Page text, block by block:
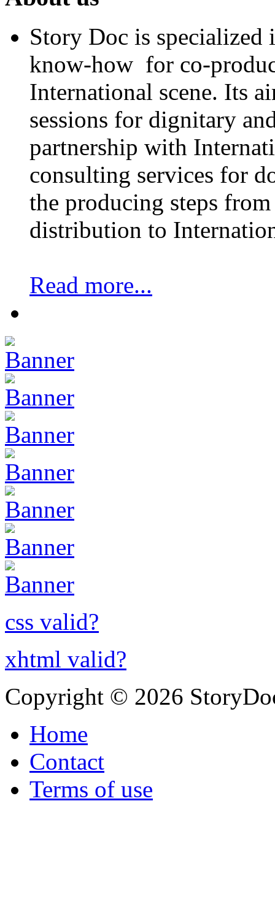
Story Doc is
know-how for co-
International scene. Its
sessions for dignitary
partnership with
consulting services for
the producing steps
distribution to
Read more...
css valid?
xhtml valid?
Copyright © 2026
Home
Contact
Terms of use